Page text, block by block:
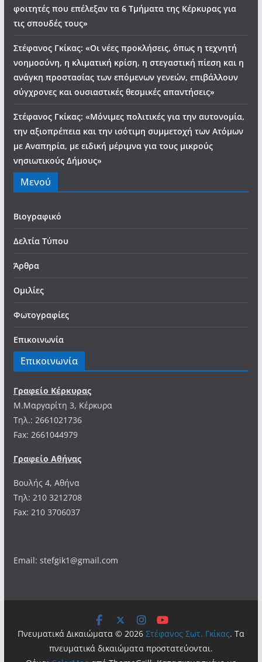
φοιτητές που επέλεξαν τα 6 Τμήματα της Κέρκυρας για
τις σπουδές τους»
Στέφανος Γκίκας: «Οι νέες προκλήσεις, όπως η τεχνητή
νοημοσύνη, η κλιματική κρίση, η στεγαστική πίεση και η
ανάγκη προστασίας των επόμενων γενεών, επιβάλλουν
σύγχρονες και ουσιαστικές θεσμικές απαντήσεις»
Στέφανος Γκίκας: «Μόνιμες πολιτικές για την αυτονομία,
την αξιοπρέπεια και την ισότιμη συμμετοχή των Ατόμων
με Αναπηρία, με ειδική μέριμνα για τους μικρούς
νησιωτικούς Δήμους»
Μενού
Βιογραφικό
Δελτία Τύπου
Άρθρα
Ομιλίες
Φωτογραφίες
Επικοινωνία
Επικοινωνία
Γραφείο Κέρκυρας
Μ.Μαργαρίτη 3, Κέρκυρα
Tηλ.: 2661021736
Fax: 2661044979
Γραφείο Αθήνας
Βουλής 4, Αθήνα
Τηλ: 210 3212708
Fax: 210 3706037
Email: stefgik1@gmail.com
Πνευματικά Δικαιώματα © 2026 Στέφανος Σωτ. Γκίκας. Τα
πνευματικά δικαιώματα προστατεύονται.